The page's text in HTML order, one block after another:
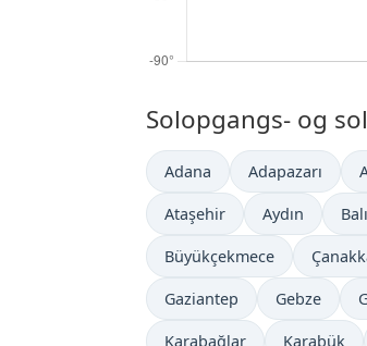
Solopgangs- og
Adana Adapazarı
Ataşehir Aydın
Büyükçekmece
Gaziantep Gebze
Karabağlar Karabük